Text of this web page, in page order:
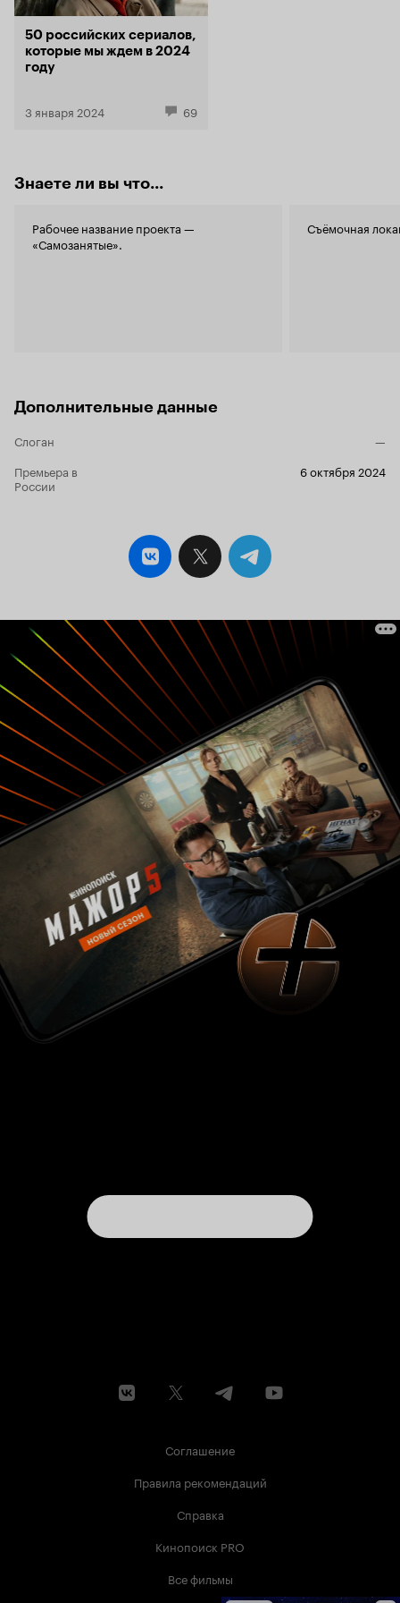
50 российских сериалов,
которые мы ждем в 2024
году
3 января 2024 69
Знаете ли вы что...
Рабочее название проекта —
«Самозанятые».
Съёмочная
Дополнительные данные
Слоган
—
Премьера в
России
6 октября 2024
Соглашение
Правила рекомендаций
Справка
Кинопоиск PRO
Все фильмы